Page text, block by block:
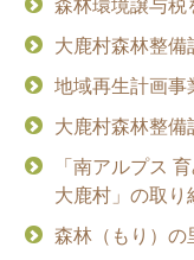
大鹿村森林整
地域再生計画
大鹿村森林整
「南アルプス
大鹿村」の取り
森林（もり）の